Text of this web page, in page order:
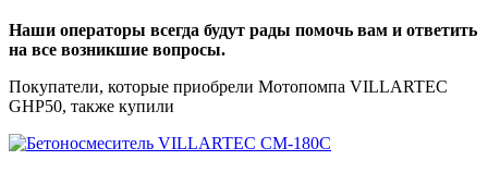
Наши операторы всегда будут рады помочь вам и ответить
на все возникшие вопросы.
Покупатели, которые приобрели Мотопомпа VILLARTEC
GHP50, также купили